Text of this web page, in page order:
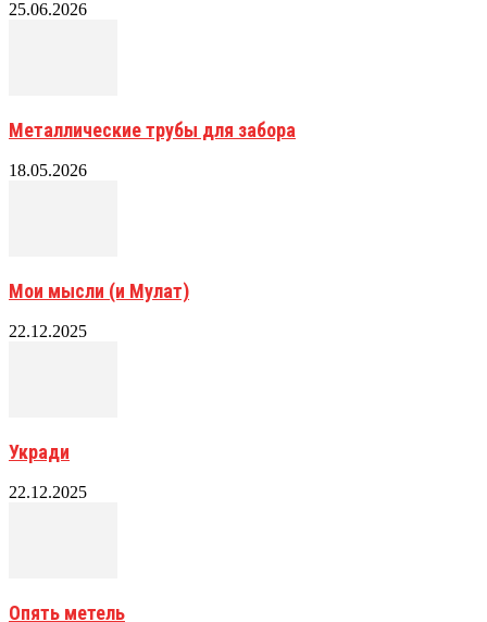
25.06.2026
Металлические трубы для забора
18.05.2026
Мои мысли (и Мулат)
22.12.2025
Укради
22.12.2025
Опять метель